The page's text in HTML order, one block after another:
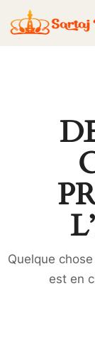
Quelque
est en